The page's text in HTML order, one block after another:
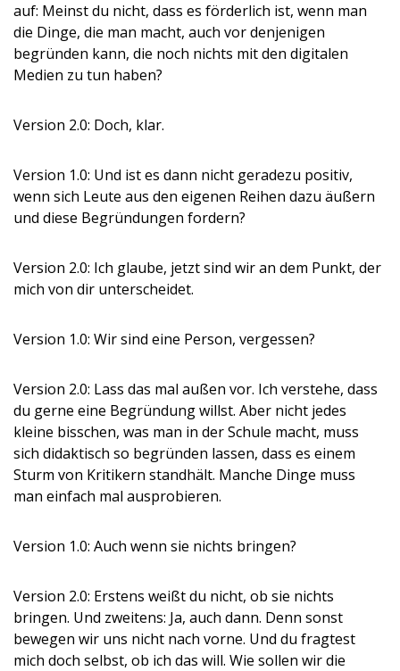
auf: Meinst du nicht, dass es förderlich ist, wenn man
die Dinge, die man macht, auch vor denjenigen
begründen kann, die noch nichts mit den digitalen
Medien zu tun haben?
Version 2.0: Doch, klar.
Version 1.0: Und ist es dann nicht geradezu positiv,
wenn sich Leute aus den eigenen Reihen dazu äußern
und diese Begründungen fordern?
Version 2.0: Ich glaube, jetzt sind wir an dem Punkt, der
mich von dir unterscheidet.
Version 1.0: Wir sind eine Person, vergessen?
Version 2.0: Lass das mal außen vor. Ich verstehe, dass
du gerne eine Begründung willst. Aber nicht jedes
kleine bisschen, was man in der Schule macht, muss
sich didaktisch so begründen lassen, dass es einem
Sturm von Kritikern standhält. Manche Dinge muss
man einfach mal ausprobieren.
Version 1.0: Auch wenn sie nichts bringen?
Version 2.0: Erstens weißt du nicht, ob sie nichts
bringen. Und zweitens: Ja, auch dann. Denn sonst
bewegen wir uns nicht nach vorne. Und du fragtest
mich doch selbst, ob ich das will. Wie sollen wir die